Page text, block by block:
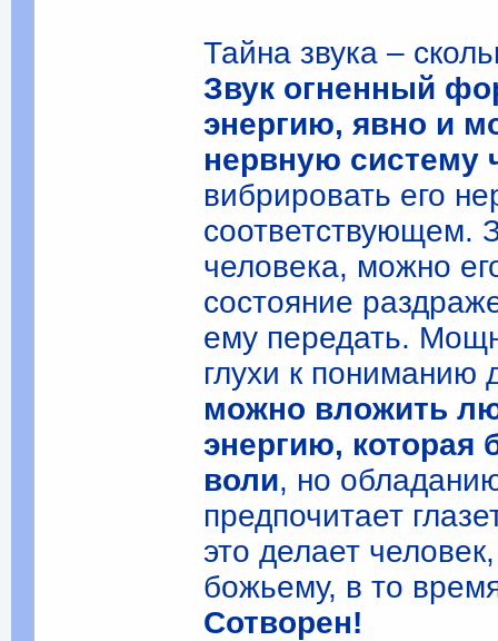
Тайна звука –
Звук огненный
энергию, явно и
нервную систему
вибрировать его
соответствующем.
человека, можно
состояние
ему передать.
глухи к пониманию
можно вложить
энергию, которая
воли, но
предпочитает
это делает
божьему, в то
Сотворен!